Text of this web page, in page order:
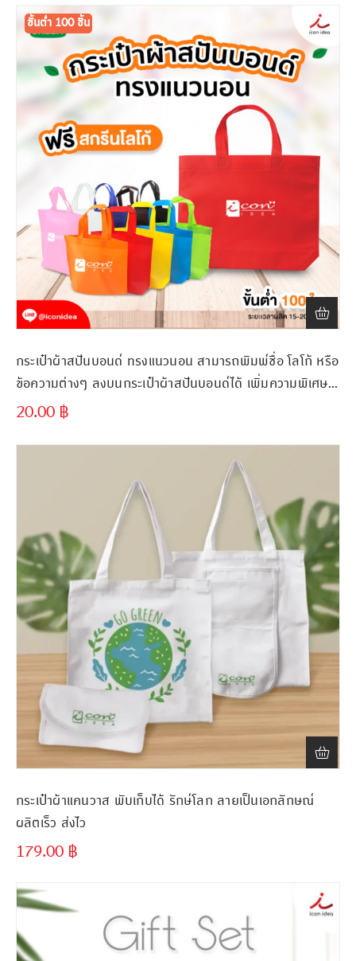
ขั้นต่ำ 100 ชิ้น
กระเป๋าผ้าสปันบอนด์ ทรงแนวนอน สามารถพิมพ์ชื่อ โลโก้ หรือ
ข้อความต่างๆ ลงบนกระเป๋าผ้าสปันบอนด์ได้ เพิ่มความพิเศษ
และเอกลักษณ์ให้กับกระเป๋า
20.00 ฿
กระเป๋าผ้าแคนวาส พับเก็บได้ รักษ์โลก ลายเป็นเอกลักษณ์
ผลิตเร็ว ส่งไว
179.00 ฿